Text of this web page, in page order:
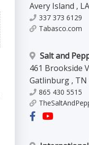
Avery Island , LA
337 373 6129
Tabasco.com
Salt and
461 Brookside
Gatlinburg , TN
865 430 5515